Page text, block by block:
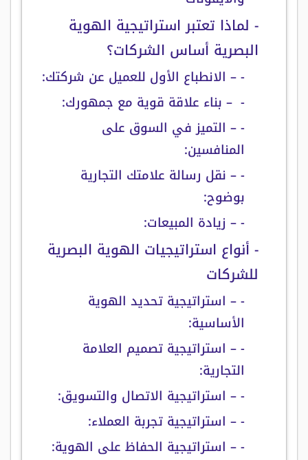
- لماذا تعتبر استراتيجية الهوية
البصرية أساس الشركات؟
- – الانطباع الأول للعميل عن شركتك:
- – بناء علاقة قوية مع جمهورك:
- – التميز في السوق على
المنافسين:
- – نقل رسالة علامتك التجارية
بوضوح:
- – زيادة المبيعات:
- أنواع استراتيجيات الهوية البصرية
للشركات
- – استراتيجية تحديد الهوية
الأساسية:
- – استراتيجية تصميم العلامة
التجارية:
- – استراتيجية الاتصال والتسويق:
- – استراتيجية تجربة العملاء:
- – استراتيجية الحفاظ على الهوية: